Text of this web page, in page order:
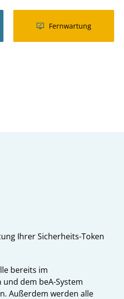
Fernwartung
Ihrer Sicherheits-Token
bereits im
dem beA-System
Außerdem werden alle